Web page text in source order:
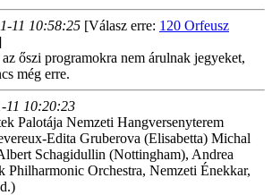
11 10:58:25 [Válasz erre: 120 Orfeusz
őszi programokra nem árulnak jegyeket,
még erre.
11 10:20:23
Palotája Nemzeti Hangversenyterem
Edita Gruberova (Elisabetta) Michal
Schagidullin (Nottingham), Andrea
Philharmonic Orchestra, Nemzeti Énekkar,